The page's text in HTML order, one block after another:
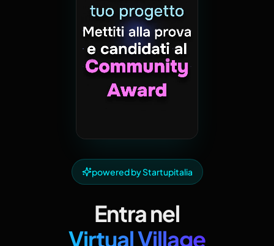
powered by Startupitalia
Entra nel
Virtual Village